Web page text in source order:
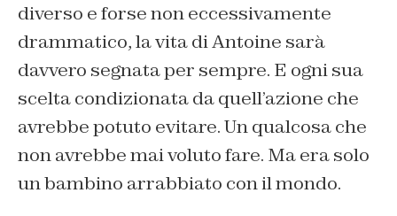
diverso e forse non eccessivamente
drammatico, la vita di Antoine sarà
davvero segnata per sempre. E ogni sua
scelta condizionata da quell’azione che
avrebbe potuto evitare. Un qualcosa che
non avrebbe mai voluto fare. Ma era solo
un bambino arrabbiato con il mondo.